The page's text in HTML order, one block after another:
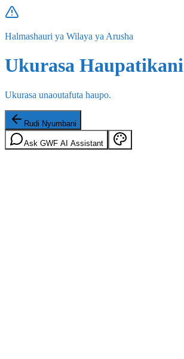
Halmashauri ya Wilaya ya Arusha
Ukurasa Haupatikani
Ukurasa unaoutafuta haupo.
Rudi Nyumbani
Ask GWF AI Assistant